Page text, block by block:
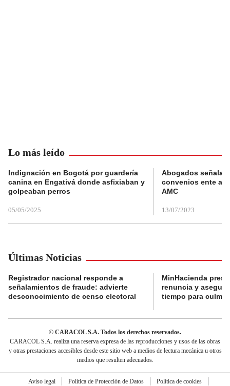
Lo más leído
Indignación en Bogotá por guardería
canina en Engativá donde asfixiaban y
golpeaban perros
05/05/2025
Abogados
convenios ente
AMC
13/07/2023
Últimas Noticias
Registrador nacional responde a
señalamientos de fraude: advierte
desconocimiento de censo electoral
MinHacienda
renuncia y
tiempo para
© CARACOL S.A. Todos los derechos reservados.
CARACOL S.A. realiza una reserva expresa de las reproducciones y usos de las obras
y otras prestaciones accesibles desde este sitio web a medios de lectura mecánica u otros
medios que resulten adecuados.
Aviso legal Política de Protección de Datos
Política de cookies